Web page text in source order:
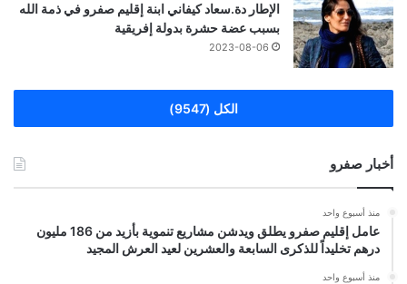
الإطار دة.سعاد كيفاني ابنة إقليم صفرو في ذمة الله
بسبب عضة حشرة بدولة إفريقية
2023-08-06
الكل (9547)
أخبار صفرو
منذ أسبوع واحد
عامل إقليم صفرو يطلق ويدشن مشاريع تنموية بأزيد من 186 مليون
درهم تخليداً للذكرى السابعة والعشرين لعيد العرش المجيد
منذ أسبوع واحد